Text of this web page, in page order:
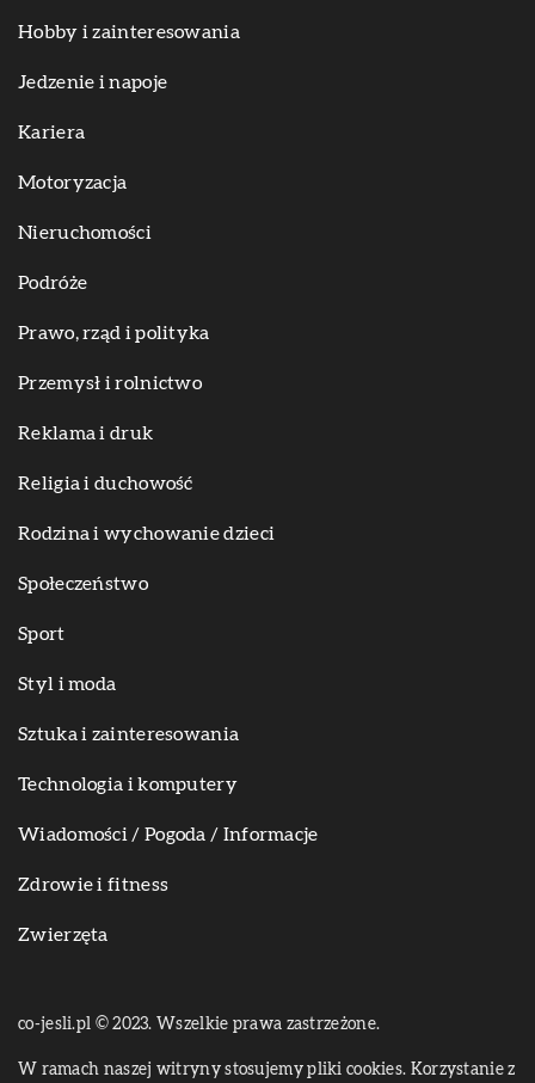
Hobby i zainteresowania
Jedzenie i napoje
Kariera
Motoryzacja
Nieruchomości
Podróże
Prawo, rząd i polityka
Przemysł i rolnictwo
Reklama i druk
Religia i duchowość
Rodzina i wychowanie dzieci
Społeczeństwo
Sport
Styl i moda
Sztuka i zainteresowania
Technologia i komputery
Wiadomości / Pogoda / Informacje
Zdrowie i fitness
Zwierzęta
co-jesli.pl © 2023. Wszelkie prawa zastrzeżone.
W ramach naszej witryny stosujemy pliki cookies. Korzystanie z